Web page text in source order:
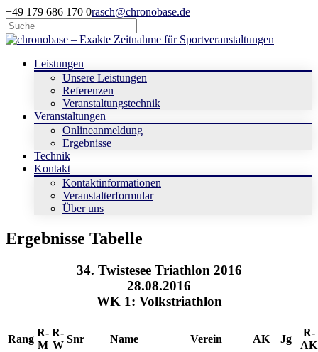
+49 179 686 170 0rasch@chronobase.de
Leistungen
Unsere Leistungen
Referenzen
Veranstaltungstechnik
Veranstaltungen
Onlineanmeldung
Ergebnisse
Technik
Kontakt
Kontaktinformationen
Veranstalterformular
Über uns
Ergebnisse Tabelle
34. Twistesee Triathlon 2016
28.08.2016
WK 1: Volkstriathlon
Rang
R-
M
R-
W
Snr Name Verein AK Jg
R-
AK